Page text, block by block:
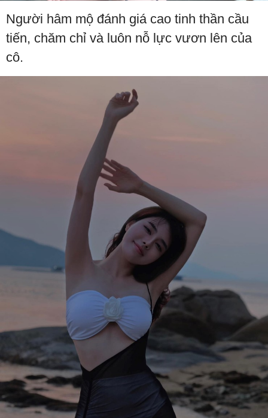
Người hâm mộ đánh giá cao tinh thần cầu
tiến, chăm chỉ và luôn nỗ lực vươn lên của
cô.